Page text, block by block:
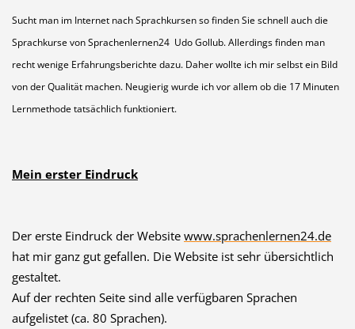
Sucht man im Internet nach Sprachkursen so finden Sie schnell auch die
Sprachkurse von Sprachenlernen24 Udo Gollub. Allerdings finden man
recht wenige Erfahrungsberichte dazu. Daher wollte ich mir selbst ein Bild
von der Qualität machen. Neugierig wurde ich vor allem ob die 17 Minuten
Lernmethode tatsächlich funktioniert.
Mein erster Eindruck
Der erste Eindruck der Website www.sprachenlernen24.de
hat mir ganz gut gefallen. Die Website ist sehr übersichtlich
gestaltet.
Auf der rechten Seite sind alle verfügbaren Sprachen
aufgelistet (ca. 80 Sprachen).